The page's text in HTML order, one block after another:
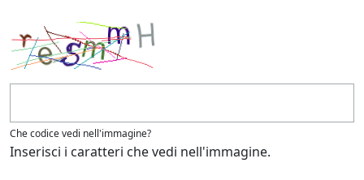
Che codice vedi nell'immagine?
Inserisci i caratteri che vedi nell'immagine.